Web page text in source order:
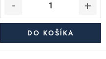
DO KOŠÍKA